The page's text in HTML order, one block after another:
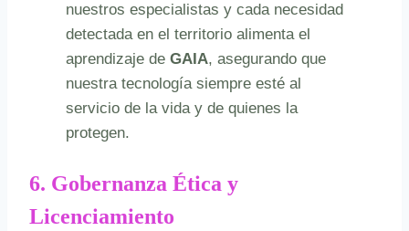
nuestros especialistas y cada necesidad
detectada en el territorio alimenta el
aprendizaje de GAIA, asegurando que
nuestra tecnología siempre esté al
servicio de la vida y de quienes la
protegen.
6. Gobernanza Ética y
Licenciamiento